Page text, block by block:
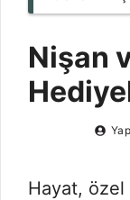
Nişan
Hayat, özel